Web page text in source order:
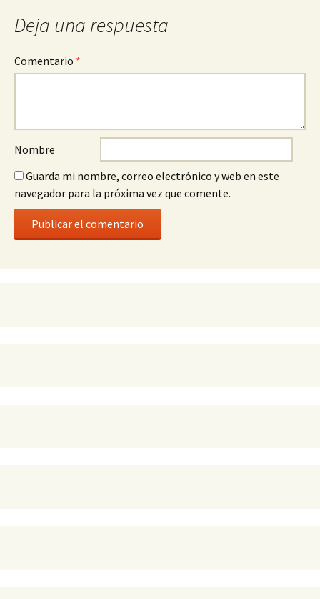
Deja una respuesta
Comentario *
Nombre
Guarda mi nombre, correo electrónico y web en este
navegador para la próxima vez que comente.